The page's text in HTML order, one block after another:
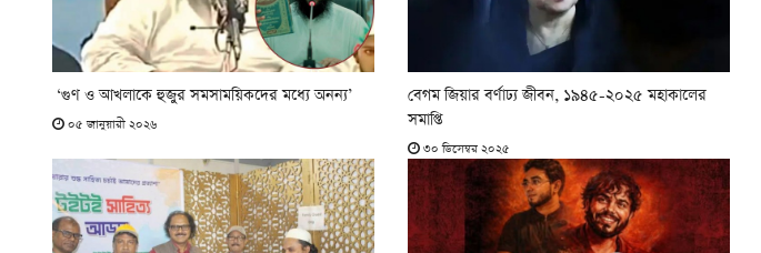
‘গুণ ও আখলাকে হুজুর সমসাময়িকদের মধ্যে অনন্য’
০৫ জানুয়ারী ২০২৬
বেগম জিয়ার বর্ণাঢ্য জীবন, ১৯৪৫-২০২৫ মহাকালের
সমাপ্তি
৩০ ডিসেম্বর ২০২৫